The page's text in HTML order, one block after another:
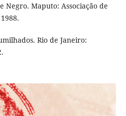
Negro. Maputo: Associação de
Rio de Janeiro: